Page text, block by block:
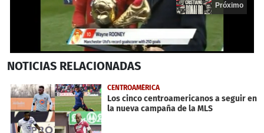
seconds
13
seconds
Próximo
NOTICIAS RELACIONADAS
CENTROAMÉRICA
Los cinco centroamericanos a seguir en
la nueva campaña de la MLS